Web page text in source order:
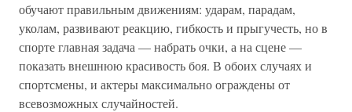
обучают правильным движениям: ударам, парадам,
уколам, развивают реакцию, гибкость и прыгучесть, но в
спорте главная задача — набрать очки, а на сцене —
показать внешнюю красивость боя. В обоих случаях и
спортсмены, и актеры максимально ограждены от
всевозможных случайностей.